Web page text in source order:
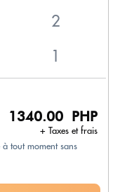
1340.00 PHP
+ Taxes et frais
tout moment sans